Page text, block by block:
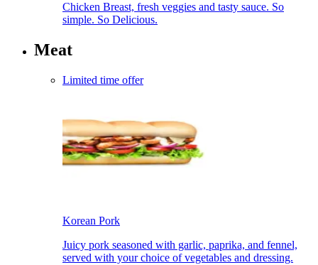
Chicken Breast, fresh veggies and tasty sauce. So
simple. So Delicious.​​​​‌ ‍ ​‍​‍‌‍ ‌ ​‍‌‍‍‌‌‍‌ ‌‍‍‌‌‍ ‍​‍​‍​ ‍‍​‍​‍‌ ​ ‌‍​‌‌‍ ‍‌‍‍‌‌ ‌​‌ ‍‌​‍ ‍‌‍‍‌‌‍ ​‍​‍​‍ ​​‍​‍‌‍‍​‌ ​‍‌‍‌‌‌‍‌‍​‍​‍​ ‍‍​‍​‍‌‍‍​‌ ‌​‌ ‌​‌ ​​‌ ​ ​ ‍‍​‍ ​‍ ‌‍ ‍‌‍ ‌ ​‍‌‍‌​‌‍‍‌‌‍​ ​‍ ‌‌‍​‍‌‍‍‌‌ ‌​‌‍‌‌‌ ​ ​‍ ‌‌‍‌ ‌ ​‍‌‍ ‌ ‌‌‌ ​​​‍ ‌‌ ​ ‌ ‌​‌ ‌‌‌‍‌​‌‍‍‌‌‍ ​‍ ‍‌ ‌‍‌‍‌‌‌ ​‍‌‍​ ‌‍‌‌‌‍ ​​‍ ‍‌‍​‌‌ ​​‌ ​​​‍ ‌‍‍‌‌‍ ‍‌ ‌​‌‍‌‌‌‍ ‍‌ ‌​​‍ ‌‍‌‌‌‍‌​‌‍‍‌‌ ‌​​‍ ‌‍ ‌‌‍ ‌‍‌​‌‍‌‌​ ‌‌ ​​‌ ​‍‌‍‌‌‌ ​ ‌‍‌‌‌‍ ‍‌ ‌​‌‍​‌‌ ‌​‌‍‍‌‌‍ ‌‍ ‍​ ‍ ‌‍‍‌‌‍‌​​ ‌‌‍‌‌​ ‌ ​ ‍​‌‍‌‍​ ​ ‌‍​‍​ ​​​ ​‌​‍ ‌‌‍‌​​ ​​​ ‌ ​ ‌ ​‍ ‌​ ‌​‌‍‌‌​ ‌‍‌‍‌‍​‍ ‌​ ‍‌​ ​‍‌‍​ ‌‍​‍​‍ ‌‌‍​‌‌‍‌‍‌‍​ ​ ‍​‌‍‌‌​ ‌‌‌‍‌‌​ ‌‍‌‍​ ​ ‌​​ ‌​​ ​​​ ‍ ‌ ‌​‌ ‍‌‌ ​​‌‍‌‌​ ‌‌ ​​‌ ​‍‌‍ ‌‍‌​‌ ‌‌‌‍​ ‌ ‌​​ ‍ ‌ ​​‌‍​‌‌ ‌​‌‍‍​​ ‌‌ ​ ‌‍‍​‌‍ ‌ ​‍‌ ‌​‌​‌​‌‍‌‌‌ ​ ‌‍​ ‌ ​‍‌‍‍‌‌ ​​‌ ‌​‌‍‍‌‌‍ ‌‍ ‍​‍‌‌​ ‌‌‌​​‍‌‌ ‌‍‍ ‌‍‌‌‌ ‍‌​‍‌‌​ ​ ‌​‌​​‍‌‌​ ​ ‌​‌​​‍‌‌​ ​‍​ ​‍‌‍‌‌‌‍ ‍​‍‌‌​ ​‍​ ​‍​‍‌‌​ ‌‌‌​‌​​‍ ‍‌ ‌‍‌‍​‌‌‍ ​‌ ‌‌‌‍‌‌​ ‌‍​‍‌‍​‌‌ ​ ‌‍‌‌‌‌‌‌‌ ​‍‌‍ ​​ ‌‌‍‍​‌ ‌​‌ ‌​‌ ​​‌ ​ ​‍‌‌​ ​ ‌​​‌​‍‌‌​ ​‍‌​‌‍​‍‌‌​ ​‍‌​‌‍‌‍ ‍‌‍ ‌ ​‍‌‍‌​‌‍‍‌‌‍​ ​‍ ‌‌‍​‍‌‍‍‌‌ ‌​‌‍‌‌‌ ​ ​‍ ‌‌‍‌ ‌ ​‍‌‍ ‌ ‌‌‌ ​​​‍ ‌‌ ​ ‌ ‌​‌ ‌‌‌‍‌​‌‍‍‌‌‍ ​‍ ‍‌ ‌‍‌‍‌‌‌ ​‍‌‍​ ‌‍‌‌‌‍ ​​‍ ‍‌‍​‌‌ ​​‌ ​​​‍‌‍‌‍‍‌‌‍‌​​ ‌‌‍‌‌​ ‌ ​ ‍​‌‍‌‍​ ​ ‌‍​‍​ ​​​ ​‌​‍ ‌‌‍‌​​ ​​​ ‌ ​ ‌ ​‍ ‌​ ‌​‌‍‌‌​ ‌‍‌‍‌‍​‍ ‌​ ‍‌​ ​‍‌‍​ ‌‍​‍​‍ ‌‌‍​‌‌‍‌‍‌‍​ ​ ‍​‌‍‌‌​ ‌‌‌‍‌‌​ ‌‍‌‍​ ​ ‌​​ ‌​​ ​​​‍‌‍‌ ‌​‌ ‍‌‌ ​​‌‍‌‌​ ‌‌ ​​‌ ​‍‌‍ ‌‍‌​‌ ‌‌‌‍​ ‌ ‌​​‍‌‍‌ ​​‌‍​‌‌ ‌​‌‍‍​​ ‌‌ ​ ‌‍‍​‌‍ ‌ ​‍‌ ‌​‌​‌​‌‍‌‌‌ ​ ‌‍​ ‌ ​‍‌‍‍‌‌ ​​‌ ‌​‌‍‍‌‌‍ ‌‍ ‍​‍‌‌​ ‌‌‌​​‍‌‌ ‌‍‍ ‌‍‌‌‌ ‍‌​‍‌‌​ ​ ‌​‌​​‍‌‌​ ​ ‌​‌​​‍‌‌​ ​‍​ ​‍‌‍‌‌‌‍ ‍​‍‌‌​ ​‍​ ​‍​‍‌‌​ ‌‌‌​‌​​‍ ‍‌ ‌‍‌‍​‌‌‍ ​‌ ‌‌‌‍‌‌​‍‌‍‌ ​​‌‍‌‌‌ ​‍‌ ​ ‌ ​​‌‍‌‌‌‍​ ‌ ‌​‌‍‍‌‌ ‌‍‌‍‌‌​ ‌‌ ​​‌ ‌‌‌‍​‍‌‍ ​‌‍‍‌‌ ​ ‌‍‍​‌‍‌‌‌‍‌​​‍​‍‌ ‌
Meat​​​​‌ ‍ ​‍​‍‌‍ ‌ ​‍‌‍‍‌‌‍‌ ‌‍‍‌‌‍ ‍​‍​‍​ ‍‍​‍​‍‌ ​ ‌‍​‌‌‍ ‍‌‍‍‌‌ ‌​‌ ‍‌​‍ ‍‌‍‍‌‌‍ ​‍​‍​‍ ​​‍​‍‌‍‍​‌ ​‍‌‍‌‌‌‍‌‍​‍​‍​ ‍‍​‍​‍‌‍‍​‌ ‌​‌ ‌​‌ ​​‌ ​ ​ ‍‍​‍ ​‍ ‌‍ ‍‌‍ ‌ ​‍‌‍‌​‌‍‍‌‌‍​ ​‍ ‌‌‍​‍‌‍‍‌‌ ‌​‌‍‌‌‌ ​ ​‍ ‌‌‍‌ ‌ ​‍‌‍ ‌ ‌‌‌ ​​​‍ ‌‌ ​ ‌ ‌​‌ ‌‌‌‍‌​‌‍‍‌‌‍ ​‍ ‍‌ ‌‍‌‍‌‌‌ ​‍‌‍​ ‌‍‌‌‌‍ ​​‍ ‍‌‍​‌‌ ​​‌ ​​​‍ ‌‍‍‌‌‍ ‍‌ ‌​‌‍‌‌‌‍ ‍‌ ‌​​‍ ‌‍‌‌‌‍‌​‌‍‍‌‌ ‌​​‍ ‌‍ ‌‌‍ ‌‍‌​‌‍‌‌​ ‌‌ ​​‌ ​‍‌‍‌‌‌ ​ ‌‍‌‌‌‍ ‍‌ ‌​‌‍​‌‌ ‌​‌‍‍‌‌‍ ‌‍ ‍​ ‍ ‌‍‍‌‌‍‌​​ ‌​ ‌​‌‍‌‍​ ​​​ ‍‌‌‍​ ‌‍​‍​ ‌‌‌‍​‍​‍ ‌‌‍​‌​ ​​‌‍​‌‌‍​‌​‍ ‌​ ‌​​ ‌ ​ ‌ ​ ‌‌​‍ ‌‌‍​‌‌‍‌‌​ ‍‌‌‍‌‍​‍ ‌​ ​‍‌‍‌‍‌‍‌​‌‍​ ‌‍​ ​ ‍‌​ ‍​‌‍​ ​ ​ ​ ‌ ​ ‍‌​ ‍‌​ ‍ ‌ ‌​‌ ‍‌‌ ​​‌‍‌‌​ ‌‌ ​ ‌ ‌‌‌‍​‍‌‍​ ‌‍​‌‌ ‌​‌‍‌‌‌‍‌ ‌‍ ‌ ​‍‌ ‍‌​ ‍ ‌ ​​‌‍​‌‌ ‌​‌‍‍​​ ‌‌‍ ‍‌‍​‌‌‍ ‌‌‍‌‌​‍‌‌​ ‌‌‌​​‍‌‌ ‌‍‍ ‌‍‌‌‌ ‍‌​‍‌‌​ ​ ‌​‌​​‍‌‌​ ​ ‌​‌​​‍‌‌​ ​‍​ ​‍‌‍‌‌‌‍ ‍​‍‌‌​ ​‍​ ​‍​‍‌‌​ ‌‌‌​‌​​‍ ‍‌ ‌‍‌‍​‌‌‍ ​‌ ‌‌‌‍‌‌​ ‌‍​‍‌‍​‌‌ ​ ‌‍‌‌‌‌‌‌‌ ​‍‌‍ ​​ ‌‌‍‍​‌ ‌​‌ ‌​‌ ​​‌ ​ ​‍‌‌​ ​ ‌​​‌​‍‌‌​ ​‍‌​‌‍​‍‌‌​ ​‍‌​‌‍‌‍ ‍‌‍ ‌ ​‍‌‍‌​‌‍‍‌‌‍​ ​‍ ‌‌‍​‍‌‍‍‌‌ ‌​‌‍‌‌‌ ​ ​‍ ‌‌‍‌ ‌ ​‍‌‍ ‌ ‌‌‌ ​​​‍ ‌‌ ​ ‌ ‌​‌ ‌‌‌‍‌​‌‍‍‌‌‍ ​‍ ‍‌ ‌‍‌‍‌‌‌ ​‍‌‍​ ‌‍‌‌‌‍ ​​‍ ‍‌‍​‌‌ ​​‌ ​​​‍‌‍‌‍‍‌‌‍‌​​ ‌​ ‌​‌‍‌‍​ ​​​ ‍‌‌‍​ ‌‍​‍​ ‌‌‌‍​‍​‍ ‌‌‍​‌​ ​​‌‍​‌‌‍​‌​‍ ‌​ ‌​​ ‌ ​ ‌ ​ ‌‌​‍ ‌‌‍​‌‌‍‌‌​ ‍‌‌‍‌‍​‍ ‌​ ​‍‌‍‌‍‌‍‌​‌‍​ ‌‍​ ​ ‍‌​ ‍​‌‍​ ​ ​ ​ ‌ ​ ‍‌​ ‍‌​‍‌‍‌ ‌​‌ ‍‌‌ ​​‌‍‌‌​ ‌‌ ​ ‌ ‌‌‌‍​‍‌‍​ ‌‍​‌‌ ‌​‌‍‌‌‌‍‌ ‌‍ ‌ ​‍‌ ‍‌​‍‌‍‌ ​​‌‍​‌‌ ‌​‌‍‍​​ ‌‌‍ ‍‌‍​‌‌‍ ‌‌‍‌‌​‍‌‌​ ‌‌‌​​‍‌‌ ‌‍‍ ‌‍‌‌‌ ‍‌​‍‌‌​ ​ ‌​‌​​‍‌‌​ ​ ‌​‌​​‍‌‌​ ​‍​ ​‍‌‍‌‌‌‍ ‍​‍‌‌​ ​‍​ ​‍​‍‌‌​ ‌‌‌​‌​​‍ ‍‌ ‌‍‌‍​‌‌‍ ​‌ ‌‌‌‍‌‌​‍‌‍‌ ​​‌‍‌‌‌ ​‍‌ ​ ‌ ​​‌‍‌‌‌‍​ ‌ ‌​‌‍‍‌‌ ‌‍‌‍‌‌​ ‌‌ ​​‌ ‌‌‌‍​‍‌‍ ​‌‍‍‌‌ ​ ‌‍‍​‌‍‌‌‌‍‌​​‍​‍‌ ‌
Limited time offer​​​​‌ ‍ ​‍​‍‌‍ ‌ ​‍‌‍‍‌‌‍‌ ‌‍‍‌‌‍ ‍​‍​‍​ ‍‍​‍​‍‌ ​ ‌‍​‌‌‍ ‍‌‍‍‌‌ ‌​‌ ‍‌​‍ ‍‌‍‍‌‌‍ ​‍​‍​‍ ​​‍​‍‌‍‍​‌ ​‍‌‍‌‌‌‍‌‍​‍​‍​ ‍‍​‍​‍‌‍‍​‌ ‌​‌ ‌​‌ ​​‌ ​ ​ ‍‍​‍ ​‍ ‌‍ ‍‌‍ ‌ ​‍‌‍‌​‌‍‍‌‌‍​ ​‍ ‌‌‍​‍‌‍‍‌‌ ‌​‌‍‌‌‌ ​ ​‍ ‌‌‍‌ ‌ ​‍‌‍ ‌ ‌‌‌ ​​​‍ ‌‌ ​ ‌ ‌​‌ ‌‌‌‍‌​‌‍‍‌‌‍ ​‍ ‍‌ ‌‍‌‍‌‌‌ ​‍‌‍​ ‌‍‌‌‌‍ ​​‍ ‍‌‍​‌‌ ​​‌ ​​​‍ ‌‍‍‌‌‍ ‍‌ ‌​‌‍‌‌‌‍ ‍‌ ‌​​‍ ‌‍‌‌‌‍‌​‌‍‍‌‌ ‌​​‍ ‌‍ ‌‌‍ ‌‍‌​‌‍‌‌​ ‌‌ ​​‌ ​‍‌‍‌‌‌ ​ ‌‍‌‌‌‍ ‍‌ ‌​‌‍​‌‌ ‌​‌‍‍‌‌‍ ‌‍ ‍​ ‍ ‌‍‍‌‌‍‌​​ ‌​ ‍​​ ‌​​ ‍​​ ​ ‌‍​‌‌‍​‌‌‍‌‌​ ‍‌​‍ ‌‌‍‌‌​ ‍‌​ ​ ​ ​​​‍ ‌​ ‌​​ ​ ​ ‌‌‌‍​‍​‍ ‌​ ‍‌‌‍​‌​ ‌‍‌‍‌‍​‍ ‌‌‍‌‌‌‍‌​​ ‌‌​ ‌​​ ‌‌​ ​‌​ ‌‍​ ​ ‌‍‌‍‌‍​‌​ ‌‌​ ‌​​ ‍ ‌ ‌​‌ ‍‌‌ ​​‌‍‌‌​ ‌‌ ​​‌ ​‍‌‍ ‌‍‌​‌ ‌‌‌‍​ ‌ ‌​​ ‍ ‌ ​​‌‍​‌‌ ‌​‌‍‍​​ ‌‌‍​‍‌‍​‌‌‍‌​‌‍‌ ‌‍‌‌​‍‌‌​ ‌‌‌​​‍‌‌ ‌‍‍ ‌‍‌‌‌ ‍‌​‍‌‌​ ​ ‌​‌​​‍‌‌​ ​ ‌​‌​​‍‌‌​ ​‍​ ​‍‌‍‌‌‌‍ ‍​‍‌‌​ ​‍​ ​‍​‍‌‌​ ‌‌‌​‌​​‍ ‍‌ ‌‍‌‍​‌‌‍ ​‌ ‌‌‌‍‌‌​ ‌‍​‍‌‍​‌‌ ​ ‌‍‌‌‌‌‌‌‌ ​‍‌‍ ​​ ‌‌‍‍​‌ ‌​‌ ‌​‌ ​​‌ ​ ​‍‌‌​ ​ ‌​​‌​‍‌‌​ ​‍‌​‌‍​‍‌‌​ ​‍‌​‌‍‌‍ ‍‌‍ ‌ ​‍‌‍‌​‌‍‍‌‌‍​ ​‍ ‌‌‍​‍‌‍‍‌‌ ‌​‌‍‌‌‌ ​ ​‍ ‌‌‍‌ ‌ ​‍‌‍ ‌ ‌‌‌ ​​​‍ ‌‌ ​ ‌ ‌​‌ ‌‌‌‍‌​‌‍‍‌‌‍ ​‍ ‍‌ ‌‍‌‍‌‌‌ ​‍‌‍​ ‌‍‌‌‌‍ ​​‍ ‍‌‍​‌‌ ​​‌ ​​​‍‌‍‌‍‍‌‌‍‌​​ ‌​ ‍​​ ‌​​ ‍​​ ​ ‌‍​‌‌‍​‌‌‍‌‌​ ‍‌​‍ ‌‌‍‌‌​ ‍‌​ ​ ​ ​​​‍ ‌​ ‌​​ ​ ​ ‌‌‌‍​‍​‍ ‌​ ‍‌‌‍​‌​ ‌‍‌‍‌‍​‍ ‌‌‍‌‌‌‍‌​​ ‌‌​ ‌​​ ‌‌​ ​‌​ ‌‍​ ​ ‌‍‌‍‌‍​‌​ ‌‌​ ‌​​‍‌‍‌ ‌​‌ ‍‌‌ ​​‌‍‌‌​ ‌‌ ​​‌ ​‍‌‍ ‌‍‌​‌ ‌‌‌‍​ ‌ ‌​​‍‌‍‌ ​​‌‍​‌‌ ‌​‌‍‍​​ ‌‌‍​‍‌‍​‌‌‍‌​‌‍‌ ‌‍‌‌​‍‌‌​ ‌‌‌​​‍‌‌ ‌‍‍ ‌‍‌‌‌ ‍‌​‍‌‌​ ​ ‌​‌​​‍‌‌​ ​ ‌​‌​​‍‌‌​ ​‍​ ​‍‌‍‌‌‌‍ ‍​‍‌‌​ ​‍​ ​‍​‍‌‌​ ‌‌‌​‌​​‍ ‍‌ ‌‍‌‍​‌‌‍ ​‌ ‌‌‌‍‌‌​‍‌‍‌ ​​‌‍‌‌‌ ​‍‌ ​ ‌ ​​‌‍‌‌‌‍​ ‌ ‌​‌‍‍‌‌ ‌‍‌‍‌‌​ ‌‌ ​​‌ ‌‌‌‍​‍‌‍ ​‌‍‍‌‌ ​ ‌‍‍​‌‍‌‌‌‍‌​​‍​‍‌ ‌
Korean Pork​​​​‌ ‍ ​‍​‍‌‍ ‌ ​‍‌‍‍‌‌‍‌ ‌‍‍‌‌‍ ‍​‍​‍​ ‍‍​‍​‍‌ ​ ‌‍​‌‌‍ ‍‌‍‍‌‌ ‌​‌ ‍‌​‍ ‍‌‍‍‌‌‍ ​‍​‍​‍ ​​‍​‍‌‍‍​‌ ​‍‌‍‌‌‌‍‌‍​‍​‍​ ‍‍​‍​‍‌‍‍​‌ ‌​‌ ‌​‌ ​​‌ ​ ​ ‍‍​‍ ​‍ ‌‍ ‍‌‍ ‌ ​‍‌‍‌​‌‍‍‌‌‍​ ​‍ ‌‌‍​‍‌‍‍‌‌ ‌​‌‍‌‌‌ ​ ​‍ ‌‌‍‌ ‌ ​‍‌‍ ‌ ‌‌‌ ​​​‍ ‌‌ ​ ‌ ‌​‌ ‌‌‌‍‌​‌‍‍‌‌‍ ​‍ ‍‌ ‌‍‌‍‌‌‌ ​‍‌‍​ ‌‍‌‌‌‍ ​​‍ ‍‌‍​‌‌ ​​‌ ​​​‍ ‌‍‍‌‌‍ ‍‌ ‌​‌‍‌‌‌‍ ‍‌ ‌​​‍ ‌‍‌‌‌‍‌​‌‍‍‌‌ ‌​​‍ ‌‍ ‌‌‍ ‌‍‌​‌‍‌‌​ ‌‌ ​​‌ ​‍‌‍‌‌‌ ​ ‌‍‌‌‌‍ ‍‌ ‌​‌‍​‌‌ ‌​‌‍‍‌‌‍ ‌‍ ‍​ ‍ ‌‍‍‌‌‍‌​​ ‌​ ‍​​ ‌​​ ‍​​ ​ ‌‍​‌‌‍​‌‌‍‌‌​ ‍‌​‍ ‌‌‍‌‌​ ‍‌​ ​ ​ ​​​‍ ‌​ ‌​​ ​ ​ ‌‌‌‍​‍​‍ ‌​ ‍‌‌‍​‌​ ‌‍‌‍‌‍​‍ ‌‌‍‌‌‌‍‌​​ ‌‌​ ‌​​ ‌‌​ ​‌​ ‌‍​ ​ ‌‍‌‍‌‍​‌​ ‌‌​ ‌​​ ‍ ‌ ‌​‌ ‍‌‌ ​​‌‍‌‌​ ‌‌ ​​‌ ​‍‌‍ ‌‍‌​‌ ‌‌‌‍​ ‌ ‌​​ ‍ ‌ ​​‌‍​‌‌ ‌​‌‍‍​​ ‌‌‍ ‍‌‍​‌‌‍ ‌‌‍‌‌​‍‌‌​ ‌‌‌​​‍‌‌ ‌‍‍ ‌‍‌‌‌ ‍‌​‍‌‌​ ​ ‌​‌​​‍‌‌​ ​ ‌​‌​​‍‌‌​ ​‍​ ​‍‌‍‌‌‌‍ ‍​‍‌‌​ ​‍​ ​‍​‍‌‌​ ‌‌‌​‌​​‍ ‍‌ ‌‍‌‍​‌‌‍ ​‌ ‌‌‌‍‌‌​ ‌‍​‍‌‍​‌‌ ​ ‌‍‌‌‌‌‌‌‌ ​‍‌‍ ​​ ‌‌‍‍​‌ ‌​‌ ‌​‌ ​​‌ ​ ​‍‌‌​ ​ ‌​​‌​‍‌‌​ ​‍‌​‌‍​‍‌‌​ ​‍‌​‌‍‌‍ ‍‌‍ ‌ ​‍‌‍‌​‌‍‍‌‌‍​ ​‍ ‌‌‍​‍‌‍‍‌‌ ‌​‌‍‌‌‌ ​ ​‍ ‌‌‍‌ ‌ ​‍‌‍ ‌ ‌‌‌ ​​​‍ ‌‌ ​ ‌ ‌​‌ ‌‌‌‍‌​‌‍‍‌‌‍ ​‍ ‍‌ ‌‍‌‍‌‌‌ ​‍‌‍​ ‌‍‌‌‌‍ ​​‍ ‍‌‍​‌‌ ​​‌ ​​​‍‌‍‌‍‍‌‌‍‌​​ ‌​ ‍​​ ‌​​ ‍​​ ​ ‌‍​‌‌‍​‌‌‍‌‌​ ‍‌​‍ ‌‌‍‌‌​ ‍‌​ ​ ​ ​​​‍ ‌​ ‌​​ ​ ​ ‌‌‌‍​‍​‍ ‌​ ‍‌‌‍​‌​ ‌‍‌‍‌‍​‍ ‌‌‍‌‌‌‍‌​​ ‌‌​ ‌​​ ‌‌​ ​‌​ ‌‍​ ​ ‌‍‌‍‌‍​‌​ ‌‌​ ‌​​‍‌‍‌ ‌​‌ ‍‌‌ ​​‌‍‌‌​ ‌‌ ​​‌ ​‍‌‍ ‌‍‌​‌ ‌‌‌‍​ ‌ ‌​​‍‌‍‌ ​​‌‍​‌‌ ‌​‌‍‍​​ ‌‌‍ ‍‌‍​‌‌‍ ‌‌‍‌‌​‍‌‌​ ‌‌‌​​‍‌‌ ‌‍‍ ‌‍‌‌‌ ‍‌​‍‌‌​ ​ ‌​‌​​‍‌‌​ ​ ‌​‌​​‍‌‌​ ​‍​ ​‍‌‍‌‌‌‍ ‍​‍‌‌​ ​‍​ ​‍​‍‌‌​ ‌‌‌​‌​​‍ ‍‌ ‌‍‌‍​‌‌‍ ​‌ ‌‌‌‍‌‌​‍‌‍‌ ​​‌‍‌‌‌ ​‍‌ ​ ‌ ​​‌‍‌‌‌‍​ ‌ ‌​‌‍‍‌‌ ‌‍‌‍‌‌​ ‌‌ ​​‌ ‌‌‌‍​‍‌‍ ​‌‍‍‌‌ ​ ‌‍‍​‌‍‌‌‌‍‌​​‍​‍‌ ‌
Juicy pork seasoned with garlic, paprika, and fennel,
served with your choice of vegetables and dressing.​​​​‌ ‍ ​‍​‍‌‍ ‌ ​‍‌‍‍‌‌‍‌ ‌‍‍‌‌‍ ‍​‍​‍​ ‍‍​‍​‍‌ ​ ‌‍​‌‌‍ ‍‌‍‍‌‌ ‌​‌ ‍‌​‍ ‍‌‍‍‌‌‍ ​‍​‍​‍ ​​‍​‍‌‍‍​‌ ​‍‌‍‌‌‌‍‌‍​‍​‍​ ‍‍​‍​‍‌‍‍​‌ ‌​‌ ‌​‌ ​​‌ ​ ​ ‍‍​‍ ​‍ ‌‍ ‍‌‍ ‌ ​‍‌‍‌​‌‍‍‌‌‍​ ​‍ ‌‌‍​‍‌‍‍‌‌ ‌​‌‍‌‌‌ ​ ​‍ ‌‌‍‌ ‌ ​‍‌‍ ‌ ‌‌‌ ​​​‍ ‌‌ ​ ‌ ‌​‌ ‌‌‌‍‌​‌‍‍‌‌‍ ​‍ ‍‌ ‌‍‌‍‌‌‌ ​‍‌‍​ ‌‍‌‌‌‍ ​​‍ ‍‌‍​‌‌ ​​‌ ​​​‍ ‌‍‍‌‌‍ ‍‌ ‌​‌‍‌‌‌‍ ‍‌ ‌​​‍ ‌‍‌‌‌‍‌​‌‍‍‌‌ ‌​​‍ ‌‍ ‌‌‍ ‌‍‌​‌‍‌‌​ ‌‌ ​​‌ ​‍‌‍‌‌‌ ​ ‌‍‌‌‌‍ ‍‌ ‌​‌‍​‌‌ ‌​‌‍‍‌‌‍ ‌‍ ‍​ ‍ ‌‍‍‌‌‍‌​​ ‌​ ‍​​ ‌​​ ‍​​ ​ ‌‍​‌‌‍​‌‌‍‌‌​ ‍‌​‍ ‌‌‍‌‌​ ‍‌​ ​ ​ ​​​‍ ‌​ ‌​​ ​ ​ ‌‌‌‍​‍​‍ ‌​ ‍‌‌‍​‌​ ‌‍‌‍‌‍​‍ ‌‌‍‌‌‌‍‌​​ ‌‌​ ‌​​ ‌‌​ ​‌​ ‌‍​ ​ ‌‍‌‍‌‍​‌​ ‌‌​ ‌​​ ‍ ‌ ‌​‌ ‍‌‌ ​​‌‍‌‌​ ‌‌ ​​‌ ​‍‌‍ ‌‍‌​‌ ‌‌‌‍​ ‌ ‌​​ ‍ ‌ ​​‌‍​‌‌ ‌​‌‍‍​​ ‌‌ ​ ‌‍‍​‌‍ ‌ ​‍‌ ‌​‌​‌​‌‍‌‌‌ ​ ‌‍​ ‌ ​‍‌‍‍‌‌ ​​‌ ‌​‌‍‍‌‌‍ ‌‍ ‍​‍‌‌​ ‌‌‌​​‍‌‌ ‌‍‍ ‌‍‌‌‌ ‍‌​‍‌‌​ ​ ‌​‌​​‍‌‌​ ​ ‌​‌​​‍‌‌​ ​‍​ ​‍‌‍‌‌‌‍ ‍​‍‌‌​ ​‍​ ​‍​‍‌‌​ ‌‌‌​‌​​‍ ‍‌ ‌‍‌‍​‌‌‍ ​‌ ‌‌‌‍‌‌​ ‌‍​‍‌‍​‌‌ ​ ‌‍‌‌‌‌‌‌‌ ​‍‌‍ ​​ ‌‌‍‍​‌ ‌​‌ ‌​‌ ​​‌ ​ ​‍‌‌​ ​ ‌​​‌​‍‌‌​ ​‍‌​‌‍​‍‌‌​ ​‍‌​‌‍‌‍ ‍‌‍ ‌ ​‍‌‍‌​‌‍‍‌‌‍​ ​‍ ‌‌‍​‍‌‍‍‌‌ ‌​‌‍‌‌‌ ​ ​‍ ‌‌‍‌ ‌ ​‍‌‍ ‌ ‌‌‌ ​​​‍ ‌‌ ​ ‌ ‌​‌ ‌‌‌‍‌​‌‍‍‌‌‍ ​‍ ‍‌ ‌‍‌‍‌‌‌ ​‍‌‍​ ‌‍‌‌‌‍ ​​‍ ‍‌‍​‌‌ ​​‌ ​​​‍‌‍‌‍‍‌‌‍‌​​ ‌​ ‍​​ ‌​​ ‍​​ ​ ‌‍​‌‌‍​‌‌‍‌‌​ ‍‌​‍ ‌‌‍‌‌​ ‍‌​ ​ ​ ​​​‍ ‌​ ‌​​ ​ ​ ‌‌‌‍​‍​‍ ‌​ ‍‌‌‍​‌​ ‌‍‌‍‌‍​‍ ‌‌‍‌‌‌‍‌​​ ‌‌​ ‌​​ ‌‌​ ​‌​ ‌‍​ ​ ‌‍‌‍‌‍​‌​ ‌‌​ ‌​​‍‌‍‌ ‌​‌ ‍‌‌ ​​‌‍‌‌​ ‌‌ ​​‌ ​‍‌‍ ‌‍‌​‌ ‌‌‌‍​ ‌ ‌​​‍‌‍‌ ​​‌‍​‌‌ ‌​‌‍‍​​ ‌‌ ​ ‌‍‍​‌‍ ‌ ​‍‌ ‌​‌​‌​‌‍‌‌‌ ​ ‌‍​ ‌ ​‍‌‍‍‌‌ ​​‌ ‌​‌‍‍‌‌‍ ‌‍ ‍​‍‌‌​ ‌‌‌​​‍‌‌ ‌‍‍ ‌‍‌‌‌ ‍‌​‍‌‌​ ​ ‌​‌​​‍‌‌​ ​ ‌​‌​​‍‌‌​ ​‍​ ​‍‌‍‌‌‌‍ ‍​‍‌‌​ ​‍​ ​‍​‍‌‌​ ‌‌‌​‌​​‍ ‍‌ ‌‍‌‍​‌‌‍ ​‌ ‌‌‌‍‌‌​‍‌‍‌ ​​‌‍‌‌‌ ​‍‌ ​ ‌ ​​‌‍‌‌‌‍​ ‌ ‌​‌‍‍‌‌ ‌‍‌‍‌‌​ ‌‌ ​​‌ ‌‌‌‍​‍‌‍ ​‌‍‍‌‌ ​ ‌‍‍​‌‍‌‌‌‍‌​​‍​‍‌ ‌